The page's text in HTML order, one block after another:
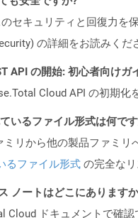
セキュリティと回復力
の詳細をお読みくだ
API の開始: 初心者向けガ
Cloud API の初期
いるファイル形式は何で
リから他の製品ファミリ
るファイル形式 の完全なリ
ノートはどこにあります
ドキュメントで確認